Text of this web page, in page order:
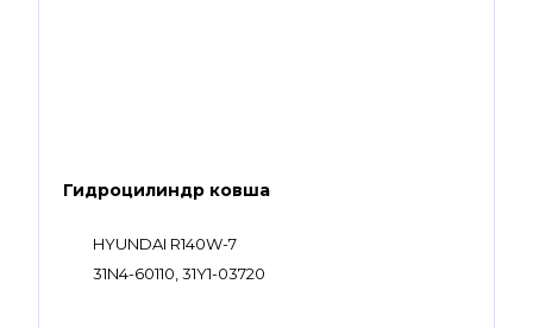
Гидроцилиндр ковша
HYUNDAI R140W-7
31N4-60110, 31Y1-03720